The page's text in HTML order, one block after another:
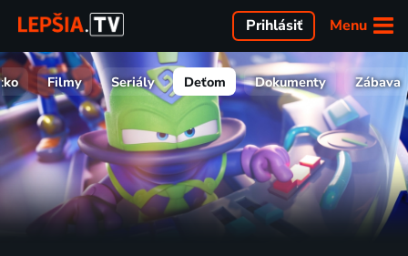
Menu
Prihlásiť
Filmy Seriály Deťom Dokumenty Zábava